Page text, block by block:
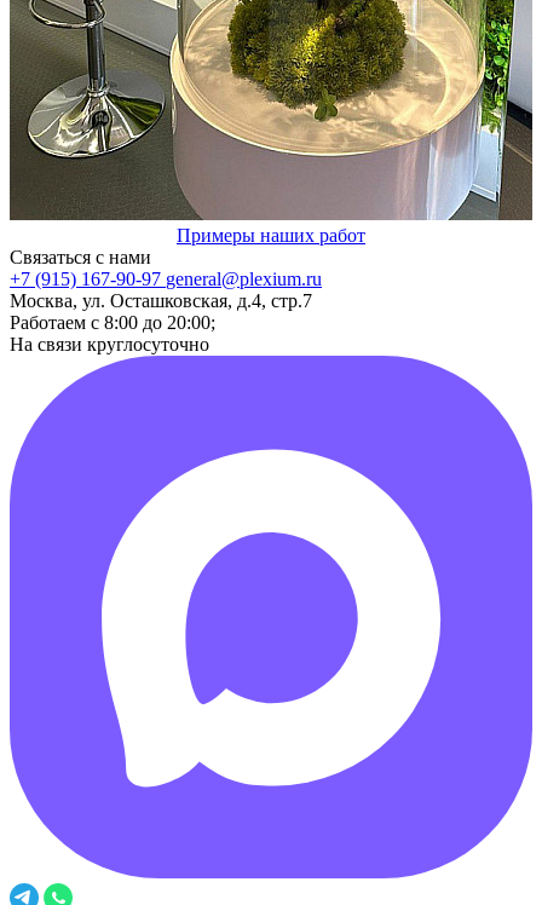
Примеры наших работ
Связаться с нами
+7 (915) 167-90-97 general@plexium.ru
Москва, ул. Осташковская, д.4, стр.7
Работаем с 8:00 до 20:00;
На связи круглосуточно